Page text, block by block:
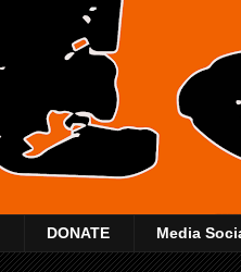
DONATE Media